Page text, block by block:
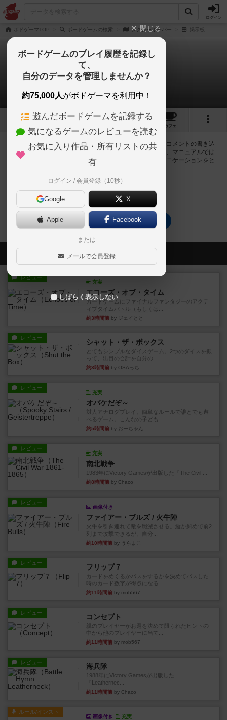
ログイン
ボドゲーマTOP ボードゲームの検索 タクシーオーバー 掲示板
タクシーオーバー
0件の掲示板
1 1
カフェ
ログインするとタクシーオーバーに関する掲示板の作成やコメントの書き込
みが出来るようになります。ルールの疑問やエラッタ情報、マニュアルでは
判断し辛い曖昧な表記等について会員同士で自由にコミュニケーションをと
ログイン/無料会員登録
タクシーオーバーのトップに戻る
会員の新しい投稿
レビュー
充実
エコーズ・オブ・タイム
カードゲームにファイナルファンタジーのアクテ
ィブタイムバトル（もしくは...
約3時間前 by ジェイとと
レビュー シャット・ザ・ボックス
とてもシンプルなダイスゲーム。2つのダイスを振
って、出目の合計を自分の...
約3時間前 by OSAっち
レビュー
充実
オバケだぞ～
対人アナログプレイ。簡単なルールで誰とでも遊
べるゲーム。こんなの子ども...
約5時間前 by おーちゃん
レビュー
充実
南北戦争
1983年にVictory Gamesが出版した『The Civil ...
約8時間前 by Chaco
レビュー
画像付き
ファイアー・ブルズ / 火牛陣
火牛を引き連れて敵を殲滅させる。縦か斜めで前2
列まで攻撃できるが、自分...
約10時間前 by うらまこ
レビュー フリップ７
カードをめくるかパスをするかを決めてパスした
時のカード数字が得点になる...
約11時間前 by mob567
レビュー コンセプト
親のプレイヤーがお題を決めて限られたヒントの
中から他のプレイヤーに当て...
約11時間前 by mob567
レビュー 海兵隊
1988年にVictory Gamesが出版した
『Leathernec...
約11時間前 by Chaco
ルール/インスト
画像付き 充実
閉じる
ボードゲームのプレイ履歴を記録し
て、
自分のデータを管理しませんか？
約75,000人がボドゲーマを利用中！
遊んだボードゲームを記録する
気になるゲームのレビューを読む
お気に入り作品・所有リストの共
有
ログイン / 会員登録（10秒）
Google X
Apple Facebook
または
メールで会員登録
しばらく表示しない